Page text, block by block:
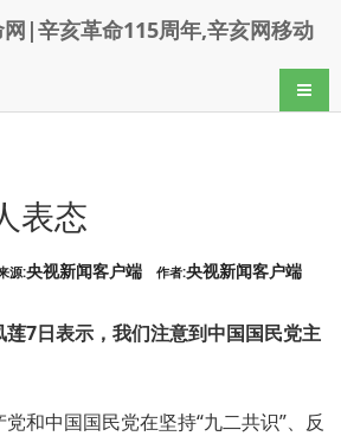
|辛亥革命115周年,辛亥网移动
导航
表态
源:央视新闻客户端 作者:央视新闻客户端
莲7日表示，我们注意到中国国民党主
和中国国民党在坚持“九二共识”、反